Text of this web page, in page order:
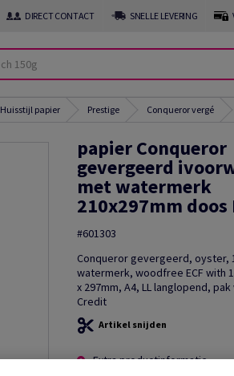
DIRECT CONTACT SNELLE LEVERING
Huisstijl papier Prestige Conqueror vergé
papier Conqueror
gevergeerd
met watermerk
210x297mm doos
#601303
Conqueror gevergeerd,
watermerk, woodfree ECF with
x 297mm, A4, LL langlopend, pak
Credit
Artikel snijden
Extra productinformatie